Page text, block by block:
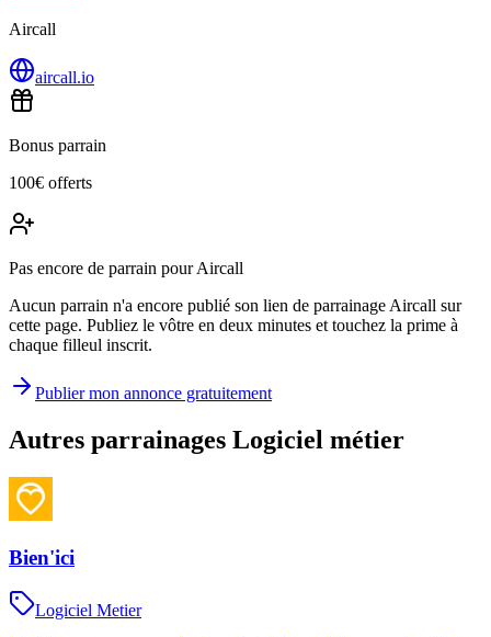
Aircall
aircall.io
Bonus parrain
100€ offerts
Pas encore de parrain pour Aircall
Aucun parrain n'a encore publié son lien de parrainage Aircall sur
cette page. Publiez le vôtre en deux minutes et touchez la prime à
chaque filleul inscrit.
Publier mon annonce gratuitement
Autres parrainages Logiciel métier
Bien'ici
Logiciel Metier